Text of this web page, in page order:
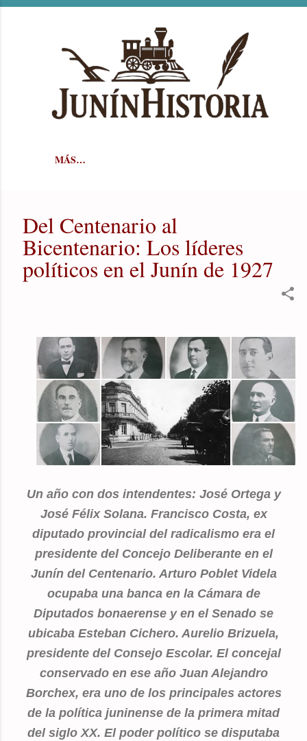
MÁS…
Del Centenario al
Bicentenario: Los líderes
políticos en el Junín de 1927
Un año con dos intendentes: José Ortega y
José Félix Solana. Francisco Costa, ex
diputado provincial del radicalismo era el
presidente del Concejo Deliberante en el
Junín del Centenario. Arturo Poblet Videla
ocupaba una banca en la Cámara de
Diputados bonaerense y en el Senado se
ubicaba Esteban Cichero. Aurelio Brizuela,
presidente del Consejo Escolar. El concejal
conservado en ese año Juan Alejandro
Borchex, era uno de los principales actores
de la política juninense de la primera mitad
del siglo XX. El poder político se disputaba